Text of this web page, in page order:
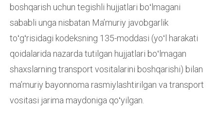
boshqarish uchun tegishli hujjatlari boʻlmagani
sababli unga nisbatan Maʼmuriy javobgarlik
toʻgʻrisidagi kodeksning 135-moddasi (yoʻl harakati
qoidalarida nazarda tutilgan hujjatlari boʻlmagan
shaxslarning transport vositalarini boshqarishi) bilan
maʼmuriy bayonnoma rasmiylashtirilgan va transport
vositasi jarima maydoniga qoʻyilgan.